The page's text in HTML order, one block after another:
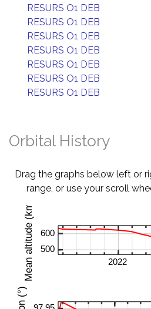
RESURS O1 DEB
RESURS O1 DEB
RESURS O1 DEB
RESURS O1 DEB
RESURS O1 DEB
RESURS O1 DEB
RESURS O1 DEB
Orbital History
Drag the graphs below left or
range, or use your scroll